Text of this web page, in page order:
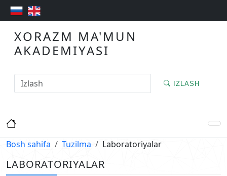
XORAZM MA'MUN
AKADEMIYASI
IZLASH
Bosh sahifa Tuzilma Laboratoriyalar
LABORATORIYALAR